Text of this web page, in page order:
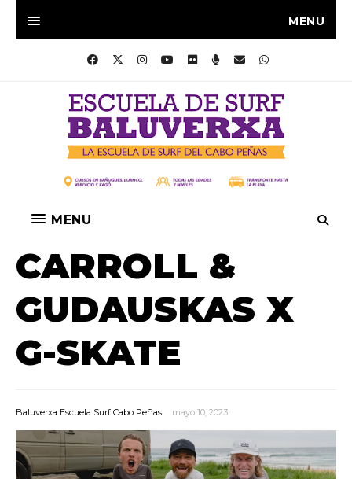
MENU
MENU
CARROLL &
GUDAUSKAS X
G-SKATE
Baluverxa Escuela Surf Cabo Peñas mayo 10, 2023